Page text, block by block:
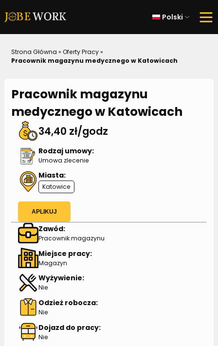
Polski
Strona Główna » Oferty Pracy»
Pracownik magazynu medycznego w Katowicach
Pracownik magazynu
medycznego w Katowicach
34,40 zł/godz
Rodzaj umowy:
Umowa zlecenie
Miasta:
Katowice
APLIKUJ
Zawód:
Pracownik magazynu
Miejsce pracy:
Magazyn
Wyżywienie:
Nie
Odzież robocza:
Nie
Dojazd do pracy:
Nie